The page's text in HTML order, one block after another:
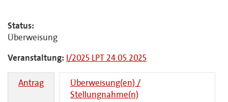
Status:
Überweisung
Veranstaltung: I/2025 LPT 24.05.2025
Antrag
Überweisung(en) /
Stellungnahme(n)